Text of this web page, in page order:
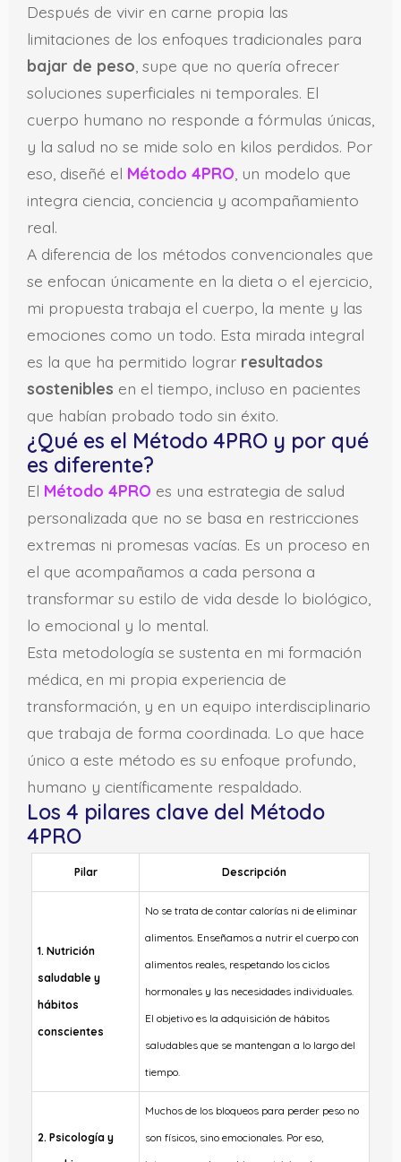
Después de vivir en carne propia las
limitaciones de los enfoques tradicionales para
bajar de peso , supe que no quería ofrecer
soluciones superficiales ni temporales. El
cuerpo humano no responde a fórmulas únicas,
y la salud no se mide solo en kilos perdidos. Por
eso, diseñé el Método 4PRO , un modelo que
integra ciencia, conciencia y acompañamiento
real.
A diferencia de los métodos convencionales que
se enfocan únicamente en la dieta o el ejercicio,
mi propuesta trabaja el cuerpo, la mente y las
emociones como un todo. Esta mirada integral
es la que ha permitido lograr resultados
sostenibles en el tiempo, incluso en pacientes
que habían probado todo sin éxito.
¿Qué es el Método 4PRO y por qué
es diferente?
El Método 4PRO es una estrategia de salud
personalizada que no se basa en restricciones
extremas ni promesas vacías. Es un proceso en
el que acompañamos a cada persona a
transformar su estilo de vida desde lo biológico,
lo emocional y lo mental.
Esta metodología se sustenta en mi formación
médica, en mi propia experiencia de
transformación, y en un equipo interdisciplinario
que trabaja de forma coordinada. Lo que hace
único a este método es su enfoque profundo,
humano y científicamente respaldado.
Los 4 pilares clave del Método
4PRO
Pilar Descripción
1. Nutrición
saludable y
hábitos
conscientes
No se trata de contar calorías ni de eliminar
alimentos. Enseñamos a nutrir el cuerpo con
alimentos reales, respetando los ciclos
hormonales y las necesidades individuales.
El objetivo es la adquisición de hábitos
saludables que se mantengan a lo largo del
tiempo.
2. Psicología y
Muchos de los bloqueos para perder peso no
son físicos, sino emocionales. Por eso,